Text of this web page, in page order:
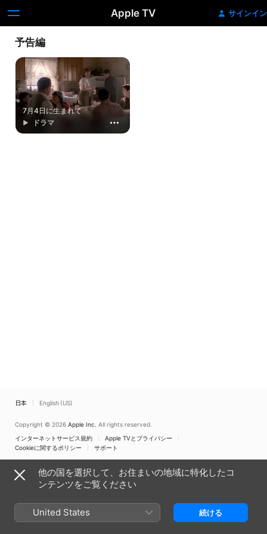
Apple TV サインイン
予告編
7月4日に生まれて
ドラマ
日本 English (US)
Copyright © 2026 Apple Inc. All rights reserved.
インターネットサービス規約
Apple TVとプライバシー
Cookieに関するポリシー
サポート
他の国を選択して、お住まいの地域に特化したコ
ンテンツをご覧ください
United States 続ける